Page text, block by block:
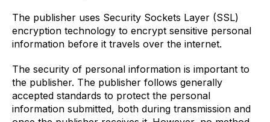
The publisher uses Security Sockets Layer (SSL)
encryption technology to encrypt sensitive personal
information before it travels over the internet.
The security of personal information is important to
the publisher. The publisher follows generally
accepted standards to protect the personal
information submitted, both during transmission and